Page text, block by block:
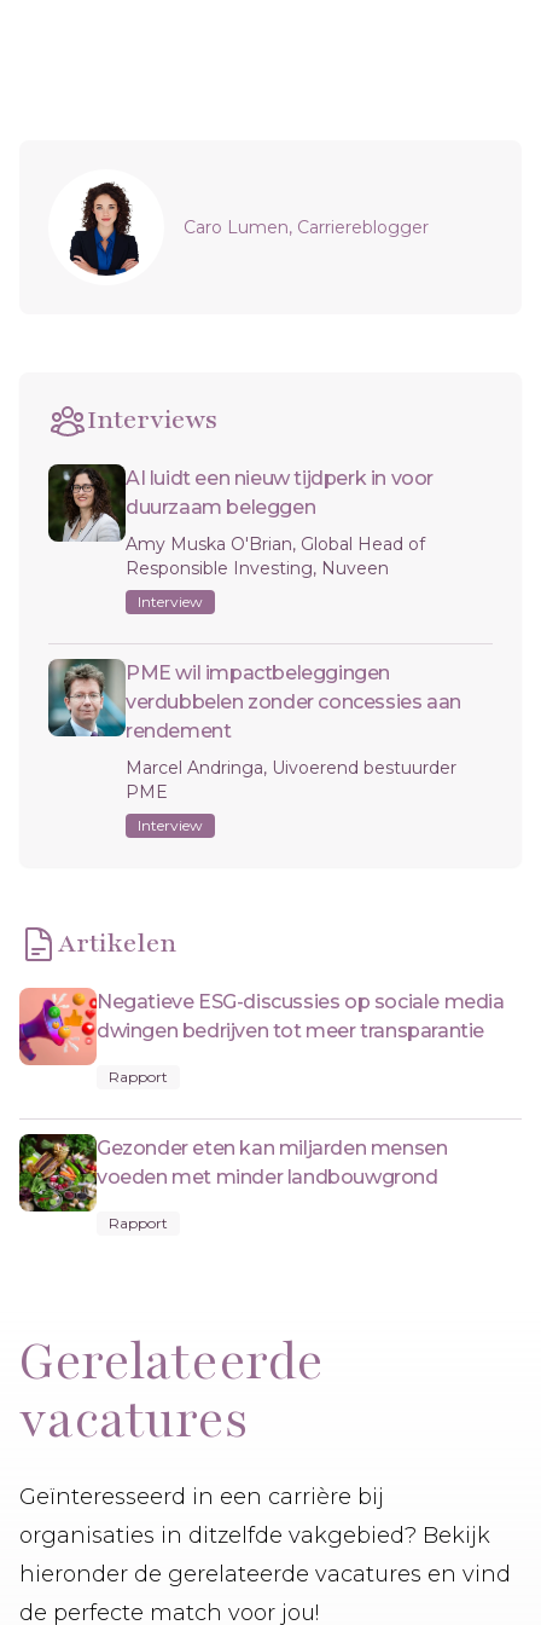
Sidebar
Caro Lumen, Carriereblogger
Interviews
AI luidt een nieuw tijdperk in voor
duurzaam beleggen
Amy Muska O'Brian, Global Head of
Responsible Investing, Nuveen
Interview
PME wil impactbeleggingen
verdubbelen zonder concessies aan
rendement
Marcel Andringa, Uivoerend bestuurder
PME
Interview
Artikelen
Negatieve ESG-discussies op sociale media
dwingen bedrijven tot meer transparantie
Rapport
Gezonder eten kan miljarden mensen
voeden met minder landbouwgrond
Rapport
Gerelateerde
vacatures
Geïnteresseerd in een carrière bij
organisaties in ditzelfde vakgebied? Bekijk
hieronder de gerelateerde vacatures en vind
de perfecte match voor jou!